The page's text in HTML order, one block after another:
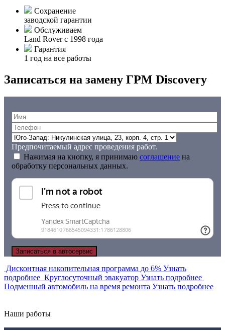
Сохранение
заводской гарантии
Обслуживаем
Land Rover с 1998 года
Гарантия
1 год на все работы
Записаться на замену ГРМ Discovery
Предпочитаемый адрес проведения работ.
Нажимая на кнопку, я принимаю соглашение на
обработку персональных данных.
Дисконтная накопительная программа до 6% Узнать
подробнее Круглосуточный эвакуатор Узнать подробнее
Подменный автомобиль на время ремонта Узнать подробнее
Наши работы